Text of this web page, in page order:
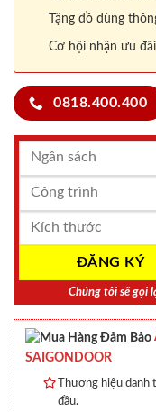
Tặng đồ dùng
Cơ hội nhận ưu
0818.400.400
Chúng tôi sẽ gọi
SAIGONDOOR
Thương hiệu
đầu.